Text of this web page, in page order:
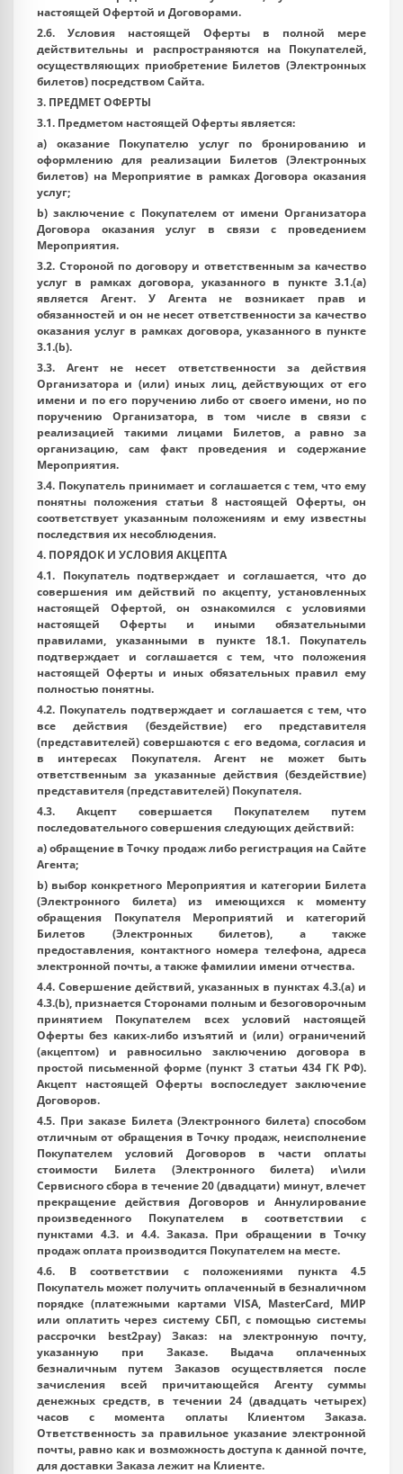
настоящей Офертой и Договорами.
2.6. Условия настоящей Оферты в полной мере
действительны и распространяются на Покупателей,
осуществляющих приобретение Билетов (Электронных
билетов) посредством Сайта.
3. ПРЕДМЕТ ОФЕРТЫ
3.1. Предметом настоящей Оферты является:
a) оказание Покупателю услуг по бронированию и
оформлению для реализации Билетов (Электронных
билетов) на Мероприятие в рамках Договора оказания
услуг;
b) заключение с Покупателем от имени Организатора
Договора оказания услуг в связи с проведением
Мероприятия.
3.2. Стороной по договору и ответственным за качество
услуг в рамках договора, указанного в пункте 3.1.(а)
является Агент. У Агента не возникает прав и
обязанностей и он не несет ответственности за качество
оказания услуг в рамках договора, указанного в пункте
3.1.(b).
3.3. Агент не несет ответственности за действия
Организатора и (или) иных лиц, действующих от его
имени и по его поручению либо от своего имени, но по
поручению Организатора, в том числе в связи с
реализацией такими лицами Билетов, а равно за
организацию, сам факт проведения и содержание
Мероприятия.
3.4. Покупатель принимает и соглашается с тем, что ему
понятны положения статьи 8 настоящей Оферты, он
соответствует указанным положениям и ему известны
последствия их несоблюдения.
4. ПОРЯДОК И УСЛОВИЯ АКЦЕПТА
4.1. Покупатель подтверждает и соглашается, что до
совершения им действий по акцепту, установленных
настоящей Офертой, он ознакомился с условиями
настоящей Оферты и иными обязательными
правилами, указанными в пункте 18.1. Покупатель
подтверждает и соглашается с тем, что положения
настоящей Оферты и иных обязательных правил ему
полностью понятны.
4.2. Покупатель подтверждает и соглашается с тем, что
все действия (бездействие) его представителя
(представителей) совершаются с его ведома, согласия и
в интересах Покупателя. Агент не может быть
ответственным за указанные действия (бездействие)
представителя (представителей) Покупателя.
4.3. Акцепт совершается Покупателем путем
последовательного совершения следующих действий:
a) обращение в Точку продаж либо регистрация на Сайте
Агента;
b) выбор конкретного Мероприятия и категории Билета
(Электронного билета) из имеющихся к моменту
обращения Покупателя Мероприятий и категорий
Билетов (Электронных билетов), а также
предоставления, контактного номера телефона, адреса
электронной почты, а также фамилии имени отчества.
4.4. Совершение действий, указанных в пунктах 4.3.(a) и
4.3.(b), признается Сторонами полным и безоговорочным
принятием Покупателем всех условий настоящей
Оферты без каких-либо изъятий и (или) ограничений
(акцептом) и равносильно заключению договора в
простой письменной форме (пункт 3 статьи 434 ГК РФ).
Акцепт настоящей Оферты воспоследует заключение
Договоров.
4.5. При заказе Билета (Электронного билета) способом
отличным от обращения в Точку продаж, неисполнение
Покупателем условий Договоров в части оплаты
стоимости Билета (Электронного билета) и\или
Сервисного сбора в течение 20 (двадцати) минут, влечет
прекращение действия Договоров и Аннулирование
произведенного Покупателем в соответствии с
пунктами 4.3. и 4.4. Заказа. При обращении в Точку
продаж оплата производится Покупателем на месте.
4.6. В соответствии с положениями пункта 4.5
Покупатель может получить оплаченный в безналичном
порядке (платежными картами VISA, MasterСard, МИР
или оплатить через систему СБП, с помощью системы
рассрочки best2pay) Заказ: на электронную почту,
указанную при Заказе. Выдача оплаченных
безналичным путем Заказов осуществляется после
зачисления всей причитающейся Агенту суммы
денежных средств, в течении 24 (двадцать четырех)
часов с момента оплаты Клиентом Заказа.
Ответственность за правильное указание электронной
почты, равно как и возможность доступа к данной почте,
для доставки Заказа лежит на Клиенте.